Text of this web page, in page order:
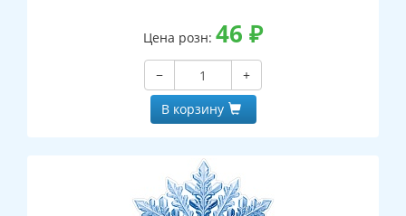
Цена розн: 46 ₽
−
+
В корзину